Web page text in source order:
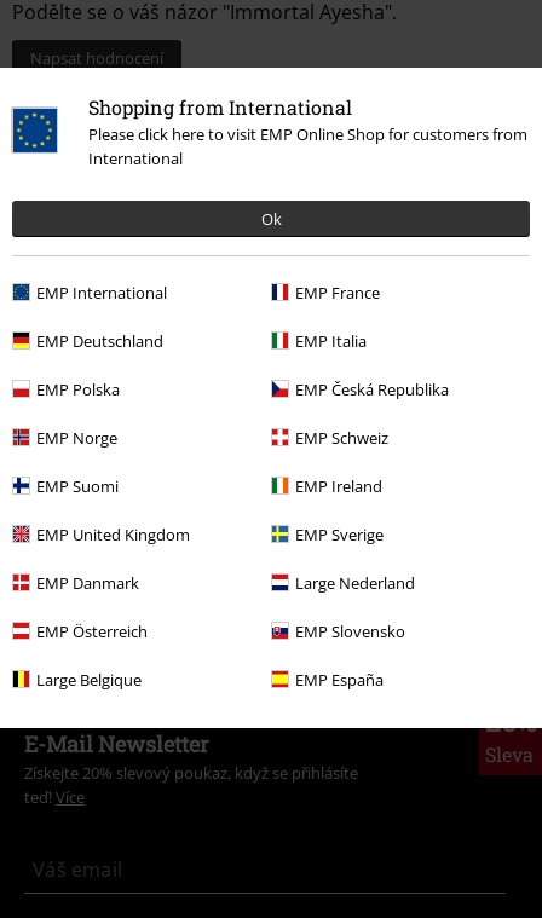
Shopping from International
Please click here to visit EMP Online Shop for customers from
International
Ok
EMP International EMP France
EMP Deutschland EMP Italia
EMP Polska EMP Česká Republika
EMP Norge EMP Schweiz
EMP Suomi EMP Ireland
EMP United Kingdom EMP Sverige
EMP Danmark Large Nederland
EMP Österreich EMP Slovensko
Large Belgique EMP España
Podělte se o váš názor "Immortal Ayesha".
Napsat hodnocení
More categories. More options.
Novinky
Výprodej %
Doplňky Šperky do uší
Doplňky Psí známky
Oblečení & doplňky Bižuterie a doplňky
20%
Sleva
E-Mail Newsletter
Získejte 20% slevový poukaz, když se přihlásíte
teď! Více